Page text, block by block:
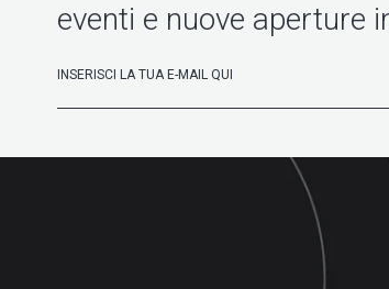
eventi e nuove aperture